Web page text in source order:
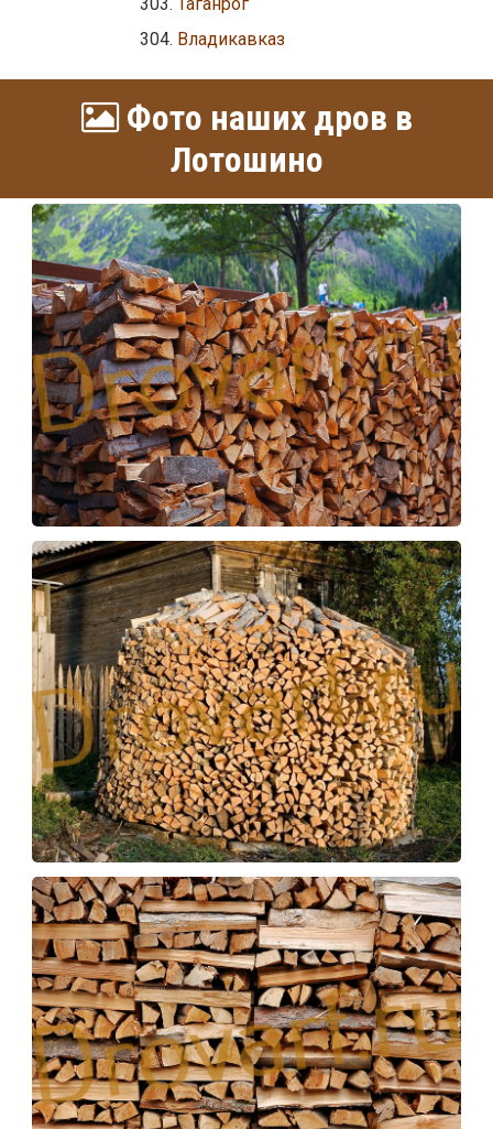
Владикавказ
Фото наших дров в
Лотошино